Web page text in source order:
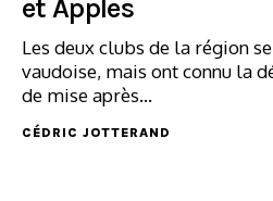
et Apples
Les deux clubs de la région
vaudoise, mais ont connu la
de mise après...
CÉDRIC JOTTERAND